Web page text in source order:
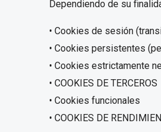
Dependiendo de su
• Cookies de sesión
• Cookies persistentes
• Cookies estrictamente
• COOKIES DE TERCEROS
• Cookies funcionales
• COOKIES DE